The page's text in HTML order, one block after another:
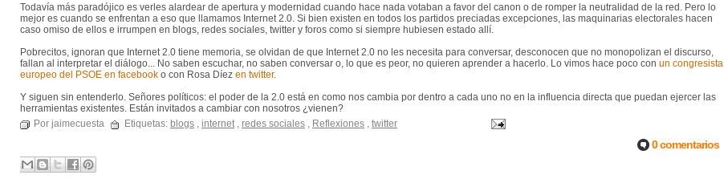
Todavía más paradójico es verles alardear de apertura y modernidad cuando hace nada votaban a favor del canon o de romper la neutralidad de la red. Pero lo
mejor es cuando se enfrentan a eso que llamamos Internet 2.0. Si bien existen en todos los partidos preciadas excepciones, las maquinarias electorales hacen
caso omiso de ellos e irrumpen en blogs, redes sociales, twitter y foros como si siempre hubiesen estado allí.
Pobrecitos, ignoran que Internet 2.0 tiene memoria, se olvidan de que Internet 2.0 no les necesita para conversar, desconocen que no monopolizan el discurso,
fallan al interpretar el diálogo... No saben escuchar, no saben conversar o, lo que es peor, no quieren aprender a hacerlo. Lo vimos hace poco con un congresista
europeo del PSOE en facebook o con Rosa Díez en twitter.
Y siguen sin entenderlo. Señores políticos: el poder de la 2.0 está en como nos cambia por dentro a cada uno no en la influencia directa que puedan ejercer las
herramientas existentes. Están invitados a cambiar con nosotros ¿vienen?
Por jaimecuesta
Etiquetas: blogs , internet , redes sociales , Reflexiones , twitter
0 comentarios